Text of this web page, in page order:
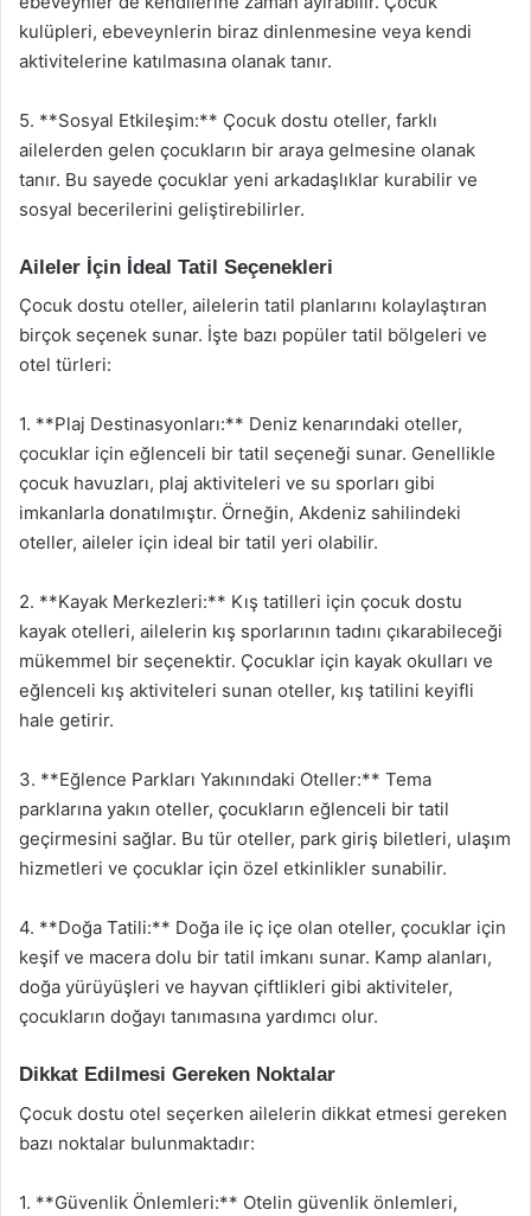
kulüpleri, ebeveynlerin biraz dinlenmesine veya kendi
aktivitelerine katılmasına olanak tanır.
5. **Sosyal Etkileşim:** Çocuk dostu oteller, farklı
ailelerden gelen çocukların bir araya gelmesine olanak
tanır. Bu sayede çocuklar yeni arkadaşlıklar kurabilir ve
sosyal becerilerini geliştirebilirler.
Aileler İçin İdeal Tatil Seçenekleri
Çocuk dostu oteller, ailelerin tatil planlarını kolaylaştıran
birçok seçenek sunar. İşte bazı popüler tatil bölgeleri ve
otel türleri:
1. **Plaj Destinasyonları:** Deniz kenarındaki oteller,
çocuklar için eğlenceli bir tatil seçeneği sunar. Genellikle
çocuk havuzları, plaj aktiviteleri ve su sporları gibi
imkanlarla donatılmıştır. Örneğin, Akdeniz sahilindeki
oteller, aileler için ideal bir tatil yeri olabilir.
2. **Kayak Merkezleri:** Kış tatilleri için çocuk dostu
kayak otelleri, ailelerin kış sporlarının tadını çıkarabileceği
mükemmel bir seçenektir. Çocuklar için kayak okulları ve
eğlenceli kış aktiviteleri sunan oteller, kış tatilini keyifli
hale getirir.
3. **Eğlence Parkları Yakınındaki Oteller:** Tema
parklarına yakın oteller, çocukların eğlenceli bir tatil
geçirmesini sağlar. Bu tür oteller, park giriş biletleri, ulaşım
hizmetleri ve çocuklar için özel etkinlikler sunabilir.
4. **Doğa Tatili:** Doğa ile iç içe olan oteller, çocuklar için
keşif ve macera dolu bir tatil imkanı sunar. Kamp alanları,
doğa yürüyüşleri ve hayvan çiftlikleri gibi aktiviteler,
çocukların doğayı tanımasına yardımcı olur.
Dikkat Edilmesi Gereken Noktalar
Çocuk dostu otel seçerken ailelerin dikkat etmesi gereken
bazı noktalar bulunmaktadır:
1. **Güvenlik Önlemleri:** Otelin güvenlik önlemleri,